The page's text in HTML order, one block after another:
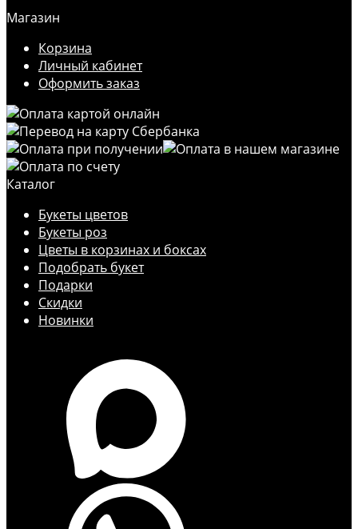
Магазин
Корзина
Личный кабинет
Оформить заказ
Каталог
Букеты цветов
Букеты роз
Цветы в корзинах и боксах
Подобрать букет
Подарки
Скидки
Новинки